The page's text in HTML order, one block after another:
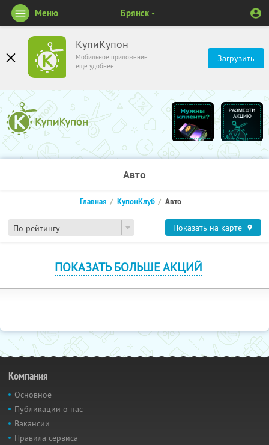
КупиКупон
Мобильное приложение
ещё удобнее
Загрузить
Меню Брянск
Авто
По рейтингу
Главная КупонКлуб Авто
Показать на карте
ПОКАЗАТЬ БОЛЬШЕ АКЦИЙ
Компания
Основное
Публикации о нас
Вакансии
Правила сервиса